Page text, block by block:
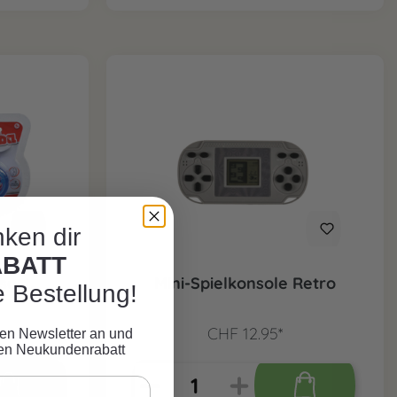
Mini-Spielkonsole Retro
CHF 12.95*
dir
Bestellung!
Newsletter an und
Neukundenrabatt